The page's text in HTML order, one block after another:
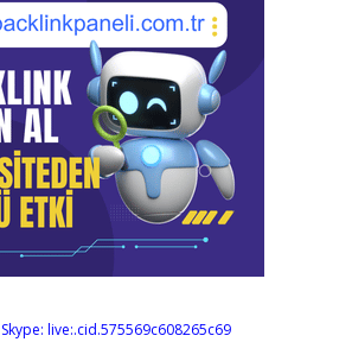
Skype: live:.cid.575569c608265c69